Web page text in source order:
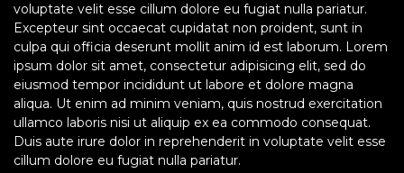
voluptate velit esse cillum dolore eu fugiat nulla pariatur.
Excepteur sint occaecat cupidatat non proident, sunt in
culpa qui officia deserunt mollit anim id est laborum. Lorem
ipsum dolor sit amet, consectetur adipisicing elit, sed do
eiusmod tempor incididunt ut labore et dolore magna
aliqua. Ut enim ad minim veniam, quis nostrud exercitation
ullamco laboris nisi ut aliquip ex ea commodo consequat.
Duis aute irure dolor in reprehenderit in voluptate velit esse
cillum dolore eu fugiat nulla pariatur.